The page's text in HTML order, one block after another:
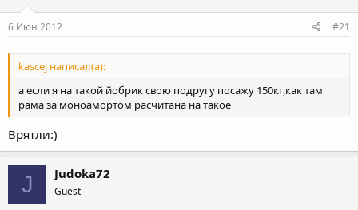
6 Июн 2012 #21
kascej написал(а):
а если я на такой йобрик свою подругу посажу 150кг,как там
рама за моноамортом расчитана на такое
Врятли:)
J Judoka72
Guest